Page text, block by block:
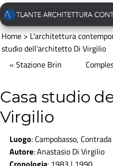
Home>L'architettura
studio dell’architetto Di Virgilio
« Stazione Brin
Casa studio
Virgilio
Luogo: Campobasso,
Autore: Anastasio Di Virgilio